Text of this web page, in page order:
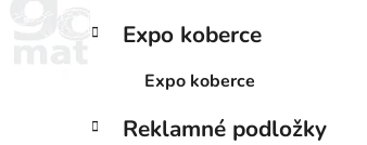
Expo koberce
Expo koberce
Reklamné podložky